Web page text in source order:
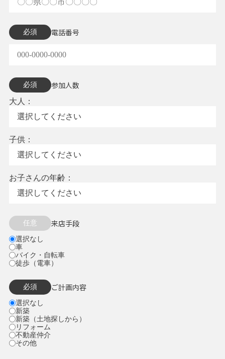
電話番号
必須
参加人数
必須
大人：
子供：
お子さんの年齢：
来店手段
任意
選択なし
車
バイク・自転車
徒歩（電車）
ご計画内容
必須
選択なし
新築
新築（土地探しから）
リフォーム
不動産仲介
その他